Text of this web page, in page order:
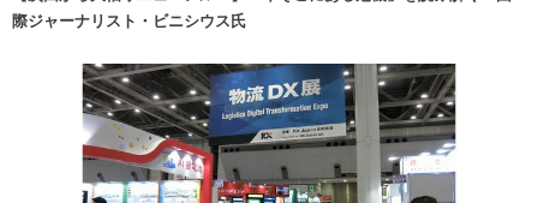
際ジャーナリスト・ビニシウス氏